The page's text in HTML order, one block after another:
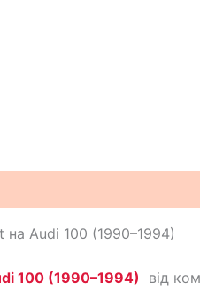
на Audi 100 (1990–1994)
100 (1990–1994) від